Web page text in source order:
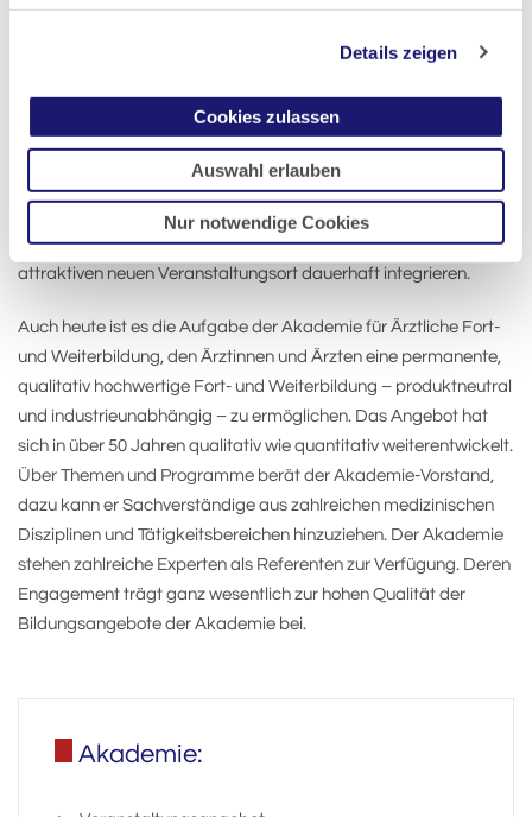
Details zeigen
Cookies zulassen
Auswahl erlauben
Nur notwendige Cookies
31.08.2002 wurden in Bad Nauheim die Voraussetzungen für
Gebäuden der ersten Stunde ist nur das 1973 feierlich in Betrieb
genommene Akademiegebäude mit seinen beiden
Veranstaltungsebenen und den Verwaltungsräumen noch in
Benutzung. Seit 2022 können auch die neuen
Veranstaltungsräume der Landesärztekammer in Frankfurt
genutzt werden. Die Akademie kann damit den Anteil der
hessenweit angebotenen Veranstaltungen vergrößern und eine
attraktiven neuen Veranstaltungsort dauerhaft integrieren.
Auch heute ist es die Aufgabe der Akademie für Ärztliche Fort-
und Weiterbildung, den Ärztinnen und Ärzten eine permanente,
qualitativ hochwertige Fort- und Weiterbildung – produktneutral
und industrieunabhängig – zu ermöglichen. Das Angebot hat
sich in über 50 Jahren qualitativ wie quantitativ weiterentwickelt.
Über Themen und Programme berät der Akademie-Vorstand,
dazu kann er Sachverständige aus zahlreichen medizinischen
Disziplinen und Tätigkeitsbereichen hinzuziehen. Der Akademie
stehen zahlreiche Experten als Referenten zur Verfügung. Deren
Engagement trägt ganz wesentlich zur hohen Qualität der
Bildungsangebote der Akademie bei.
Akademie: